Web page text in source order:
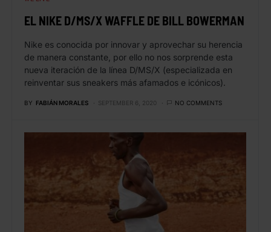
EL NIKE D/MS/X WAFFLE DE BILL BOWERMAN
Nike es conocida por innovar y aprovechar su herencia
de manera constante, por ello no nos sorprende esta
nueva iteración de la línea D/MS/X (especializada en
reinventar sus sneakers más afamados e icónicos).
BY FABIÁN MORALES SEPTEMBER 6, 2020 NO COMMENTS